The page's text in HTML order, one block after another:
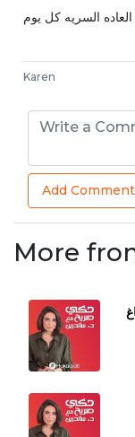
السريه كل يوم
Karen
some Erotic
JasonB
👍👍
Add Comment
More